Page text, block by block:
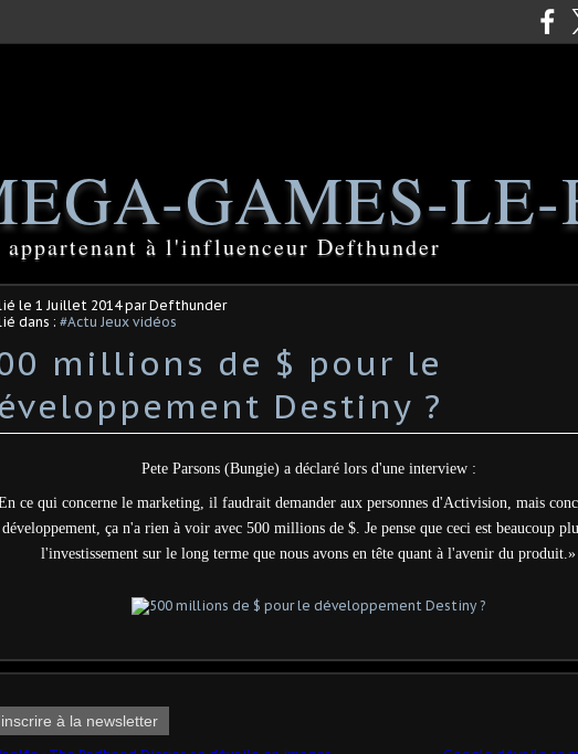
GAMES-
appartenant à l'influenceur Defthunder
le 1 Juillet 2014par Defthunder
dans : #Actu Jeux vidéos
millions de $ pour le
Destiny ?
Pete Parsons (Bungie) a déclaré lors d'une interview :
ce qui concerne le marketing, il faudrait demander aux personnes d'Activision, mais
développement, ça n'a rien à voir avec 500 millions de $. Je pense que ceci est beaucoup
l'investissement sur le long terme que nous avons en tête quant à l'avenir du produit.»
à la newsletter